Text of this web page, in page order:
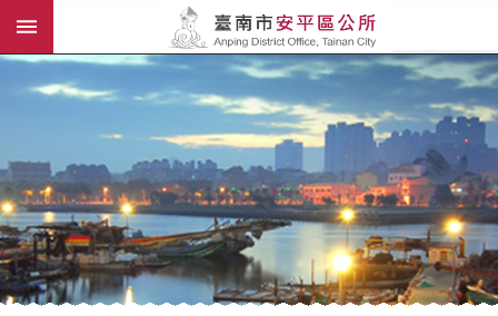
跳到主要內容區塊